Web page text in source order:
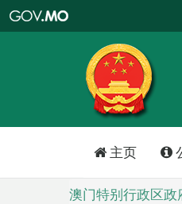
特
政
区
政
口
主页
澳门特别行政区政